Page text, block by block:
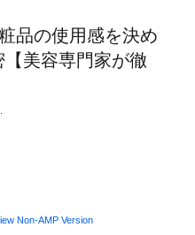
品の使用感を決め
美容専門家が徹
Non-AMP Version